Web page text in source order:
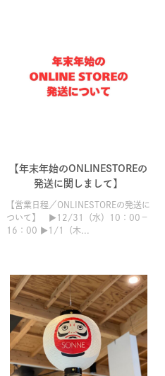
【年末年始のONLINESTOREの
発送に関しまして】
【営業日程／ONLINESTOREの発送に
ついて】 ▶12/31（水）10：00－
16：00 ▶1/1（木...